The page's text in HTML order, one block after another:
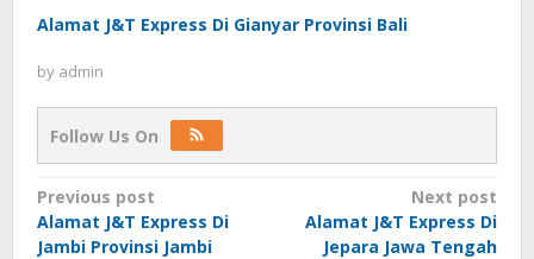
Alamat J&T Express Di Gianyar Provinsi Bali
by admin
Follow Us On
Post
navigation
Previous post
Alamat J&T Express Di
Jambi Provinsi Jambi
Next post
Alamat J&T Express Di
Jepara Jawa Tengah